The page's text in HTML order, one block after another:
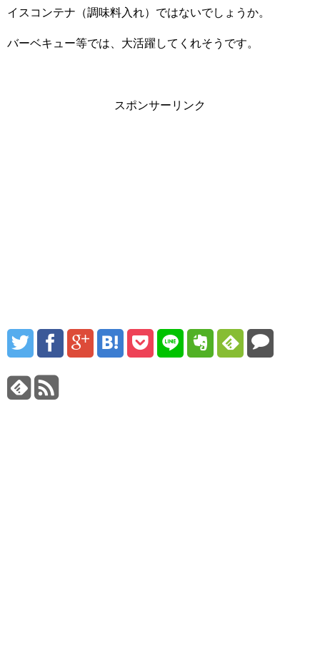
イスコンテナ（調味料入れ）ではないでしょうか。
バーベキュー等では、大活躍してくれそうです。
スポンサーリンク